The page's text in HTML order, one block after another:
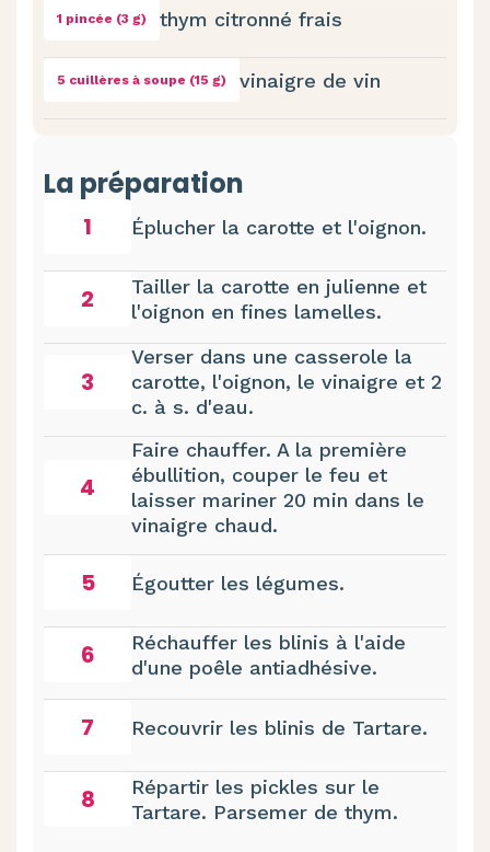
1 pincée (3 g) thym citronné frais
5 cuillères à soupe (15 g) vinaigre de vin
La préparation
1 Éplucher la carotte et l'oignon.
2
Tailler la carotte en julienne et
l'oignon en fines lamelles.
3
Verser dans une casserole la
carotte, l'oignon, le vinaigre et 2
c. à s. d'eau.
4
Faire chauffer. A la première
ébullition, couper le feu et
laisser mariner 20 min dans le
vinaigre chaud.
5 Égoutter les légumes.
6
Réchauffer les blinis à l'aide
d'une poêle antiadhésive.
7 Recouvrir les blinis de Tartare.
8
Répartir les pickles sur le
Tartare. Parsemer de thym.